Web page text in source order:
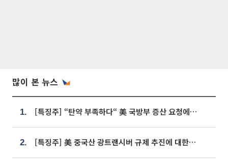
많이 본 뉴스
1. [특징주] “탄약 부족하다“ 美 국방부 증산 요청에⋯국내 방산주 급등세
2. [특징주] 美 중국산 광트랜시버 규제 추진에 대한광통신 등 광통신株 강세